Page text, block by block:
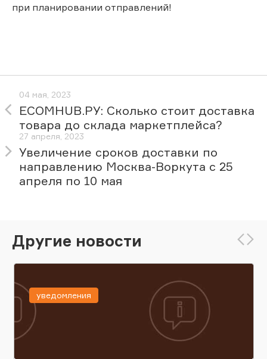
при планировании отправлений!
04 мая, 2023
ECOMHUB.РУ: Сколько стоит доставка
товара до склада маркетплейса?
27 апреля, 2023
Увеличение сроков доставки по
направлению Москва-Воркута с 25
апреля по 10 мая
Другие новости
уведомления